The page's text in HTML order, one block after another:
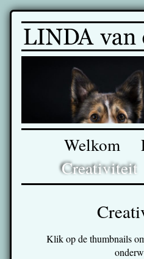
Welkom
Creativiteit
Klik op de thumbnails